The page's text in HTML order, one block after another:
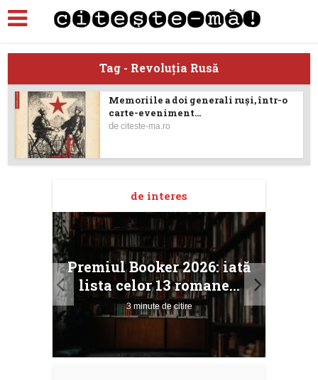
Tag - Revoluţia Rusă
Memoriile a doi generali ruşi, într-o
carte-eveniment...
deciteste-ma.ro
de interes
Premiul Booker 2026: iată
lista celor 13 romane...
3 minute de citire